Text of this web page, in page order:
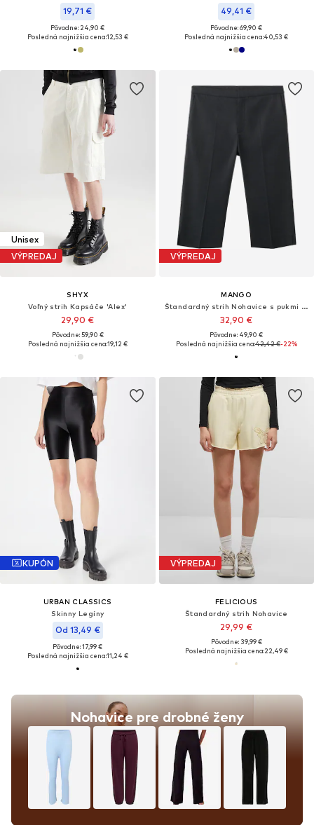
19,71 €
Pôvodne: 24,90 €
Posledná najnižšia cena:12,53 €
49,41 €
Pôvodne: 69,90 €
Posledná najnižšia cena:40,53 €
Unisex
VÝPREDAJ
SHYX
Voľný strih Kapsáče 'Alex'
29,90 €
Pôvodne: 59,90 €
Posledná najnižšia cena:19,12 €
VÝPREDAJ
MANGO
Štandardný strih Nohavice s pukmi 'NAPOLI'
32,90 €
Pôvodne: 49,90 €
Posledná najnižšia cena:42,42 €-22%
KUPÓN
URBAN CLASSICS
Skinny Legíny
Od 13,49 €
Pôvodne: 17,99 €
Posledná najnižšia cena:11,24 €
VÝPREDAJ
FELICIOUS
Štandardný strih Nohavice
29,99 €
Pôvodne: 39,99 €
Posledná najnižšia cena:22,49 €
Nohavice pre drobné ženy